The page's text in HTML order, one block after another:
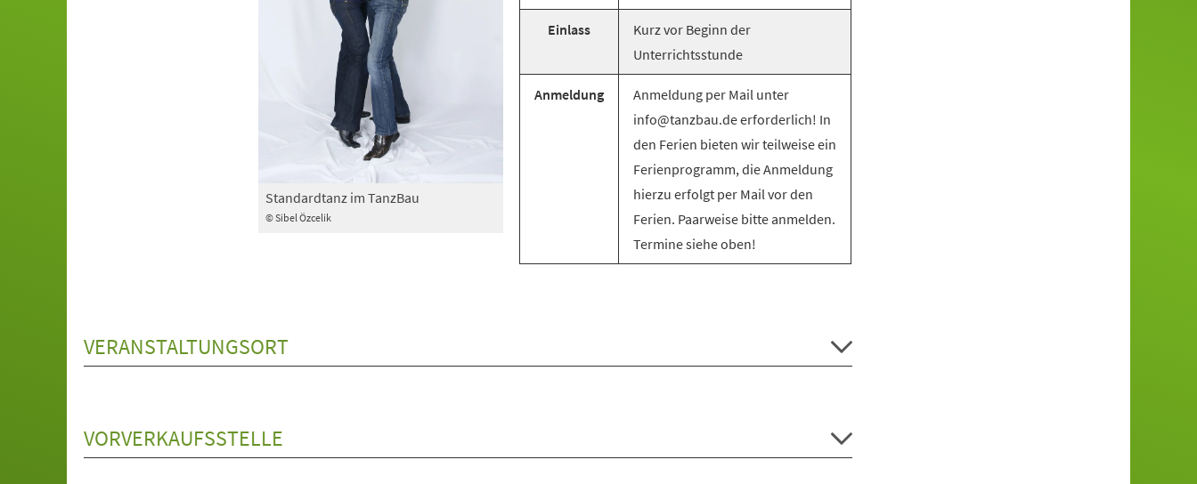
© Sibel Özcelik
Standardtanz im TanzBau
Einlass
Kurz vor Beginn der
Unterrichtsstunde
Anmeldung
Anmeldung per Mail unter
info@tanzbau.de erforderlich! In
den Ferien bieten wir teilweise ein
Ferienprogramm, die Anmeldung
hierzu erfolgt per Mail vor den
Ferien. Paarweise bitte anmelden.
Termine siehe oben!
VERANSTALTUNGSORT
VORVERKAUFSSTELLE